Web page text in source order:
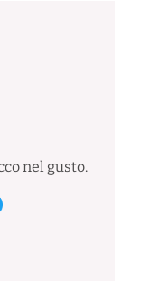
nel gusto.